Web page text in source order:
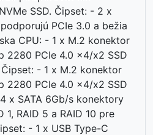
SSD. Čipset: - 2 x
PCIe 3.0 a bežia
CPU: - 1 x M.2 konektor
2280 PCIe 4.0 x4/x2 SSD
- 1 x M.2 konektor
2280 PCIe 4.0 x4/x2 SSD
x SATA 6Gb/s konektory
1, RAID 5 a RAID 10 pre
- 1 x USB Type-C